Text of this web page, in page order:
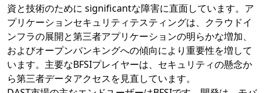
資と技術のために significantな障害に直面しています。ア
プリケーションセキュリティテスティングは、クラウドイ
ンフラの展開と第三者アプリケーションの明らかな増加、
およびオープンバンキングへの傾向により重要性を増して
います。主要なBFSIプレイヤーは、セキュリティの懸念か
ら第三者データアクセスを見直しています。